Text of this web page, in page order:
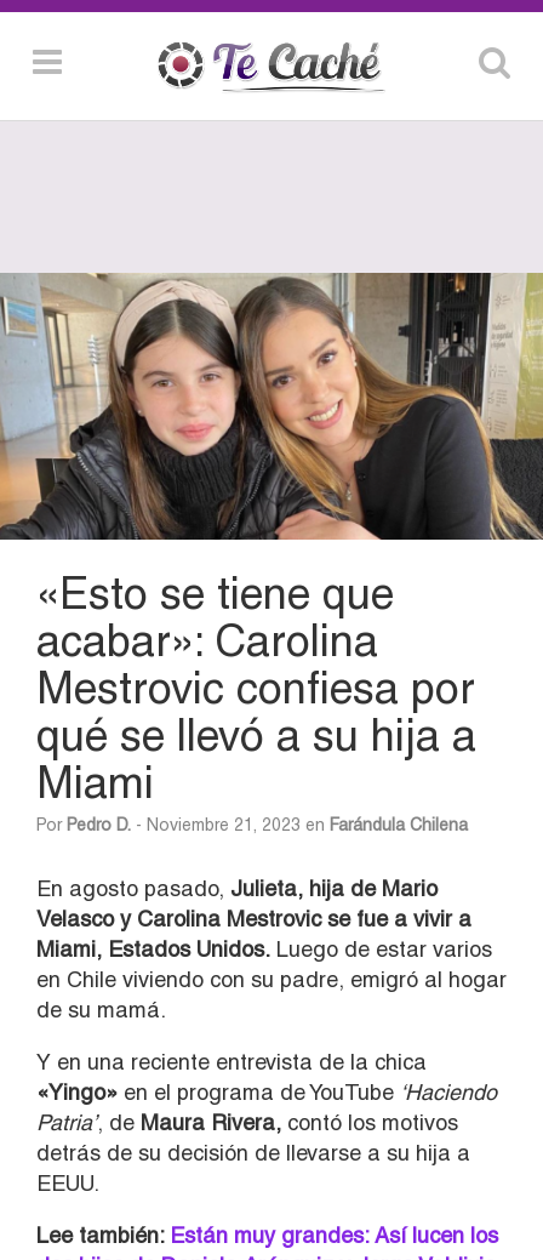
«Esto se tiene que
acabar»: Carolina
Mestrovic confiesa por
qué se llevó a su hija a
Miami
Por Pedro D. - Noviembre 21, 2023 en Farándula Chilena
En agosto pasado, Julieta, hija de Mario
Velasco y Carolina Mestrovic se fue a vivir a
Miami, Estados Unidos. Luego de estar varios
en Chile viviendo con su padre, emigró al hogar
de su mamá.
Y en una reciente entrevista de la chica
«Yingo» en el programa de YouTube ‘Haciendo
Patria’, de Maura Rivera, contó los motivos
detrás de su decisión de llevarse a su hija a
EEUU.
Lee también:Están muy grandes: Así lucen los